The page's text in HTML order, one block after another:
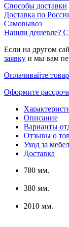
Способы доставки
Доставка по
Самовывоз
Нашли дешевле?
Если на другом
заявку и мы вам
Оплачивайте
Оформите
Описание
Варианты
Отзывы о
Уход за
Доставка
780 мм.
380 мм.
2010 мм.